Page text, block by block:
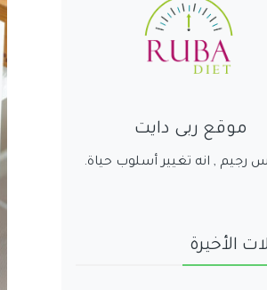
موقع ربى دايت
رجيم , انه تغيير أسلوب حياة.
الأخيرة